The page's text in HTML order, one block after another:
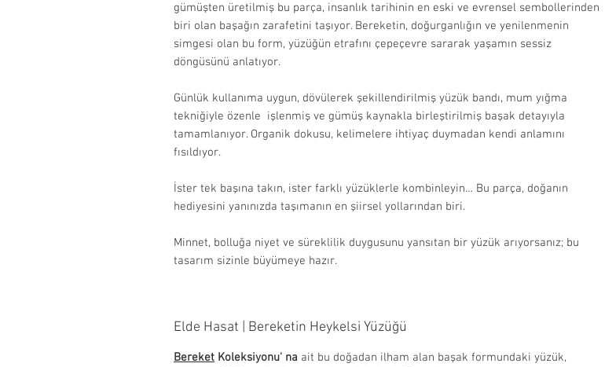
gümüşten üretilmiş bu parça, insanlık tarihinin en eski ve evrensel sembollerinden
biri olan başağın zarafetini taşıyor. Bereketin, doğurganlığın ve yenilenmenin
simgesi olan bu form, yüzüğün etrafını çepeçevre sararak yaşamın sessiz
döngüsünü anlatıyor.
Günlük kullanıma uygun, dövülerek şekillendirilmiş yüzük bandı, mum yığma
tekniğiyle özenle işlenmiş ve gümüş kaynakla birleştirilmiş başak detayıyla
tamamlanıyor. Organik dokusu, kelimelere ihtiyaç duymadan kendi anlamını
fısıldıyor.
İster tek başına takın, ister farklı yüzüklerle kombinleyin… Bu parça, doğanın
hediyesini yanınızda taşımanın en şiirsel yollarından biri.
Minnet, bolluğa niyet ve süreklilik duygusunu yansıtan bir yüzük arıyorsanız; bu
tasarım sizinle büyümeye hazır.
Elde Hasat | Bereketin Heykelsi Yüzüğü
Bereket Koleksiyonu' na ait bu doğadan ilham alan başak formundaki yüzük,